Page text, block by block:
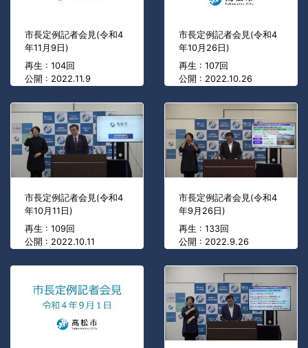
市長定例記者会見(令和4
年11月9日)
再生 : 104回
公開 : 2022.11.9
市長定例記者会見(令和4
年10月26日)
再生 : 107回
公開 : 2022.10.26
市長定例記者会見(令和4
年10月11日)
再生 : 109回
公開 : 2022.10.11
市長定例記者会見(令和4
年9月26日)
再生 : 133回
公開 : 2022.9.26